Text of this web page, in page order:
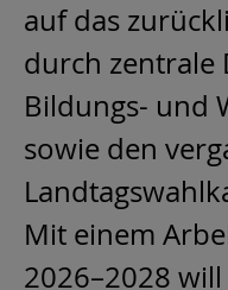
auf das
durch zentrale
Bildungs- und
sowie den
Mit einem
2026–2028